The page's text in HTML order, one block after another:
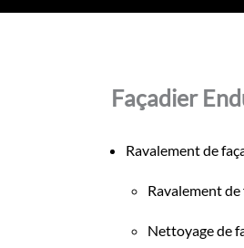
Façadier
Ravalement de
Ravalement de
Nettoyage de